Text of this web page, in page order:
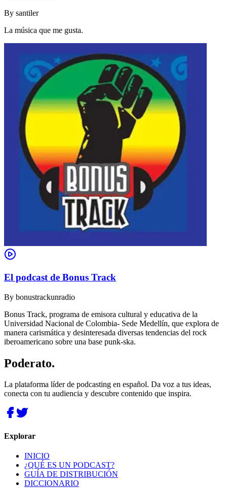
By santiler
La música que me gusta.
El podcast de Bonus Track
By bonustrackunradio
Bonus Track, programa de emisora cultural y educativa de la
Universidad Nacional de Colombia- Sede Medellín, que explora de
manera carismática y desinteresada diversas tendencias del rock
iberoamericano sobre una base punk-ska.
Poderato.
La plataforma líder de podcasting en español. Da voz a tus ideas,
conecta con tu audiencia y descubre contenido que inspira.
Explorar
INICIO
¿QUÉ ES UN PODCAST?
GUÍA DE DISTRIBUCIÓN
DICCIONARIO